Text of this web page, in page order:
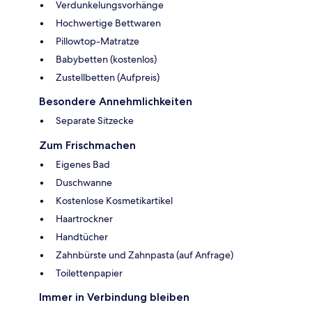
Verdunkelungsvorhänge
Hochwertige Bettwaren
Pillowtop-Matratze
Babybetten (kostenlos)
Zustellbetten (Aufpreis)
Besondere Annehmlichkeiten
Separate Sitzecke
Zum Frischmachen
Eigenes Bad
Duschwanne
Kostenlose Kosmetikartikel
Haartrockner
Handtücher
Zahnbürste und Zahnpasta (auf Anfrage)
Toilettenpapier
Immer in Verbindung bleiben